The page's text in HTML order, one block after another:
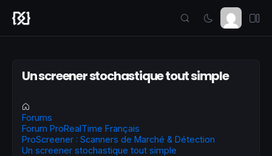
Un screener stochastique tout simple
Forums
Forum ProRealTime Français
ProScreener : Scanners de Marché & Détection
Un screener stochastique tout simple